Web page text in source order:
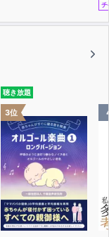
チ
聴き放題
3位